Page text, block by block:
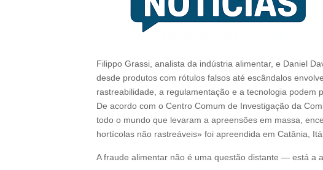
Filippo Grassi, analista da indústria alimentar, e Daniel
desde produtos com rótulos falsos até escândalos
rastreabilidade, a regulamentação e a tecnologia podem
De acordo com o Centro Comum de Investigação da
todo o mundo que levaram a apreensões em massa,
hortícolas não rastreáveis» foi apreendida em Catânia,
A fraude alimentar não é uma questão distante — está a